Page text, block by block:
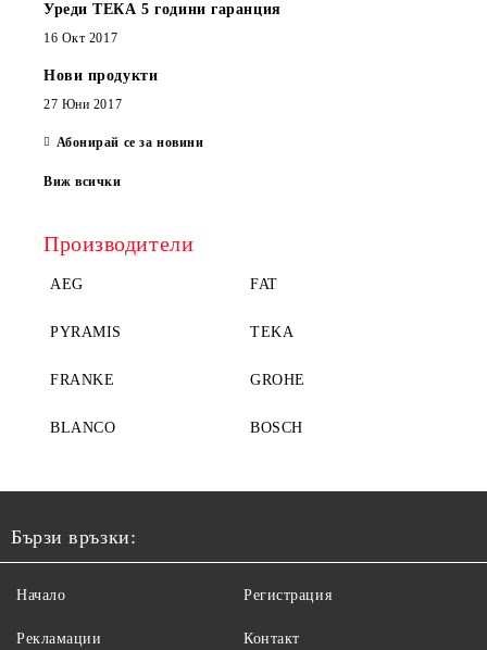
Уреди ТЕКА 5 години гаранция
16 Окт 2017
Нови продукти
27 Юни 2017
Абонирай се за новини
Виж всички
Производители
AEG FAT
PYRAMIS TEKA
FRANKE GROHE
BLANCO BOSCH
Бързи връзки:
Начало
Рекламации
Регистрация
Контакт